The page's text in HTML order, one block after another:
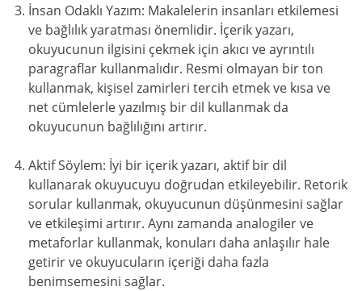
İnsan Odaklı Yazım: Makalelerin insanları etkilemesi
ve bağlılık yaratması önemlidir. İçerik yazarı,
okuyucunun ilgisini çekmek için akıcı ve ayrıntılı
paragraflar kullanmalıdır. Resmi olmayan bir ton
kullanmak, kişisel zamirleri tercih etmek ve kısa ve
net cümlelerle yazılmış bir dil kullanmak da
okuyucunun bağlılığını artırır.
Aktif Söylem: İyi bir içerik yazarı, aktif bir dil
kullanarak okuyucuyu doğrudan etkileyebilir. Retorik
sorular kullanmak, okuyucunun düşünmesini sağlar
ve etkileşimi artırır. Aynı zamanda analogiler ve
metaforlar kullanmak, konuları daha anlaşılır hale
getirir ve okuyucuların içeriği daha fazla
benimsemesini sağlar.